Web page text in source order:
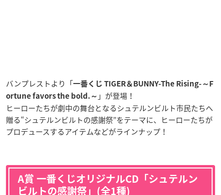
バンプレストより「一番くじ TIGER＆BUNNY-The Rising- ～F
ortune favors the bold.～ 」が登場！
ヒーローたちが劇中の舞台となるシュテルンビルト市民たちへ
贈る“シュテルンビルトの感謝祭”をテーマに、ヒーローたちが
プロデュースするアイテムなどがラインナップ！
A賞 一番くじオリジナルCD「シュテルン
ビルトの感謝祭」(全1種)